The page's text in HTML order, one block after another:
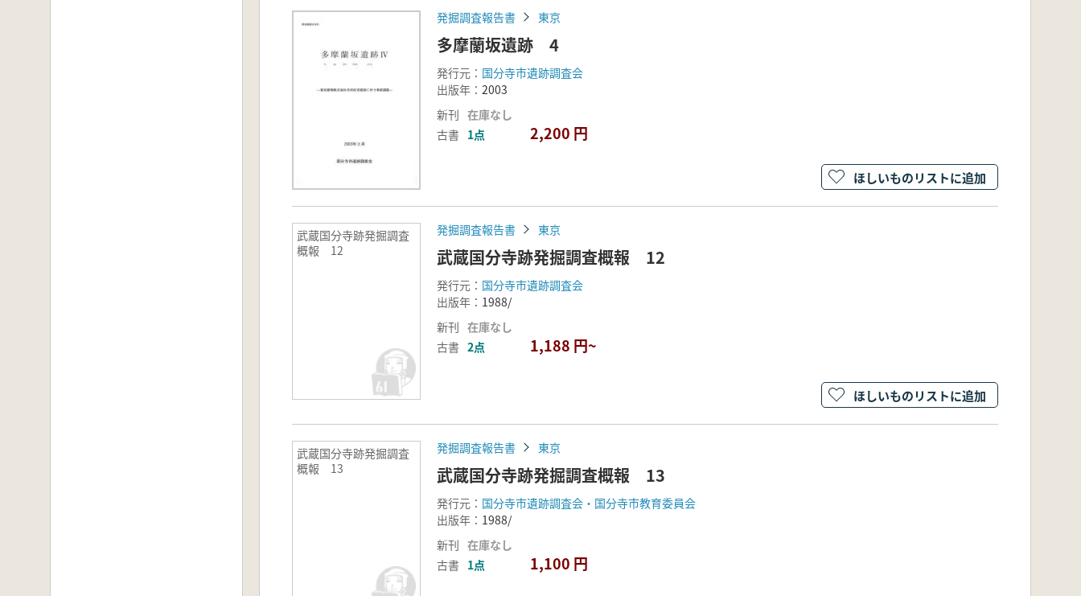
発掘調査報告書 東京
多摩蘭坂遺跡 4
発行元： 国分寺市遺跡調査会
出版年： 2003
新刊 在庫なし
古書 1点 2,200 円
ほしいものリストに追加
武蔵国分寺跡発掘調査
概報 12
発掘調査報告書 東京
武蔵国分寺跡発掘調査概報 12
発行元： 国分寺市遺跡調査会
出版年： 1988/
新刊 在庫なし
古書 2点 1,188 円~
ほしいものリストに追加
武蔵国分寺跡発掘調査
概報 13
発掘調査報告書 東京
武蔵国分寺跡発掘調査概報 13
発行元： 国分寺市遺跡調査会・国分寺市教育委員会
出版年： 1988/
新刊 在庫なし
古書 1点 1,100 円